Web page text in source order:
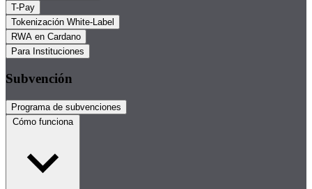
T-Pay
Tokenización White-Label
RWA en Cardano
Para Instituciones
Subvención
Programa de subvenciones
Cómo funciona